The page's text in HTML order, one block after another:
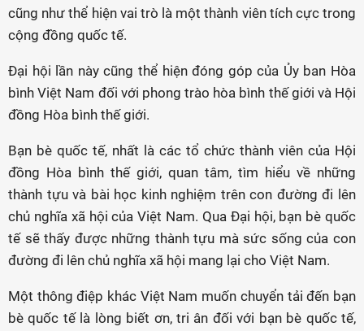
cũng như thể hiện vai trò là một thành viên tích cực trong
cộng đồng quốc tế.
Đại hội lần này cũng thể hiện đóng góp của Ủy ban Hòa
bình Việt Nam đối với phong trào hòa bình thế giới và Hội
đồng Hòa bình thế giới.
Bạn bè quốc tế, nhất là các tổ chức thành viên của Hội
đồng Hòa bình thế giới, quan tâm, tìm hiểu về những
thành tựu và bài học kinh nghiệm trên con đường đi lên
chủ nghĩa xã hội của Việt Nam. Qua Đại hội, bạn bè quốc
tế sẽ thấy được những thành tựu mà sức sống của con
đường đi lên chủ nghĩa xã hội mang lại cho Việt Nam.
Một thông điệp khác Việt Nam muốn chuyển tải đến bạn
bè quốc tế là lòng biết ơn, tri ân đối với bạn bè quốc tế,